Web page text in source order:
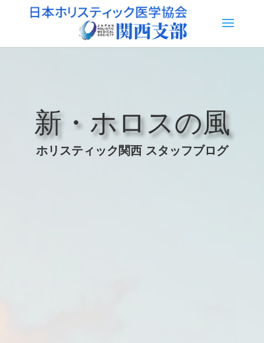
新・ホロスの風
ホリスティック関西 スタッフブログ